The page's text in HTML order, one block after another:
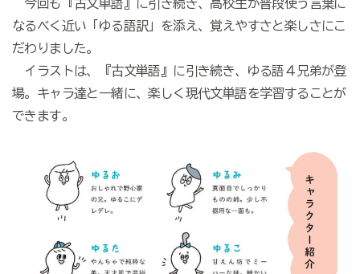
今回も『古文単語』に引き続き、高校生が普段使う言葉に
なるべく近い「ゆる語訳」を添え、覚えやすさと楽しさにこ
だわりました。
イラストは、『古文単語』に引き続き、ゆる語４兄弟が登
場。キャラ達と一緒に、楽しく現代文単語を学習することが
できます。